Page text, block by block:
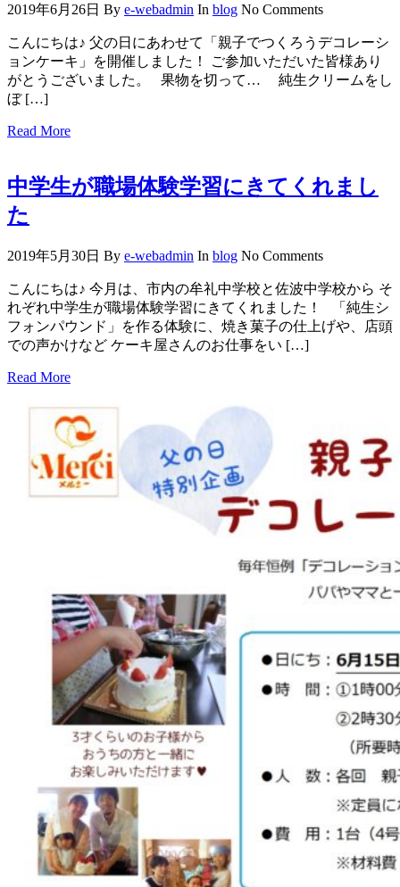
2019年6月26日 By e-webadmin In blog No Comments
こんにちは♪ 父の日にあわせて「親子でつくろうデコレーシ
ョンケーキ」を開催しました！ ご参加いただいた皆様あり
がとうございました。 果物を切って… 純生クリームをし
ぼ […]
Read More
中学生が職場体験学習にきてくれまし
た
2019年5月30日 By e-webadmin In blog No Comments
こんにちは♪ 今月は、市内の牟礼中学校と佐波中学校から そ
れぞれ中学生が職場体験学習にきてくれました！ 「純生シ
フォンパウンド」を作る体験に、焼き菓子の仕上げや、店頭
での声かけなど ケーキ屋さんのお仕事をい […]
Read More